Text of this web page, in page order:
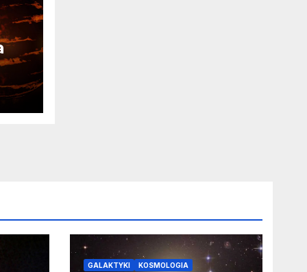
o
GALAKTYKI KOSMOLOGIA